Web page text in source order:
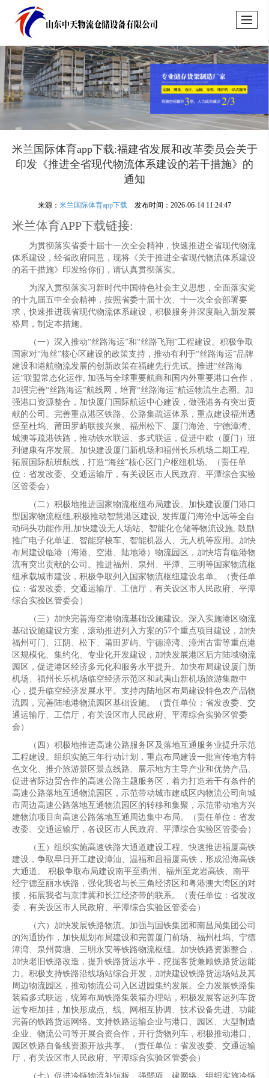
米兰国际体育app下载:福建省发展和改革委员会关于
印发《推进全省现代物流体系建设的若干措施》的
通知
来源：米兰国际体育app下载 发布时间：2026-06-14 11:24:47
米兰体育APP下载链接:
为贯彻落实省委十届十一次全会精神，快速推进全省现代物流
体系建设，经省政府同意，现将《关于推进全省现代物流体系建设
的若干措施》印发给你们，请认真贯彻落实。
为深入贯彻落实习新时代中国特色社会主义思想，全面落实党
的十九届五中全会精神，按照省委十届十次、十一次全会部署要
求，快速推进我省现代物流体系建设，积极服务并深度融入新发展
格局，制定本措施。
（一）深入推动“丝路海运”和“丝路飞翔”工程建设。积极争取
国家对“海丝”核心区建设的政策支持，推动有利于“丝路海运”品牌
建设和港航物流发展的创新政策在福建先行先试。推进“丝路海
运”联盟常态化运作, 加强与全球重要航商和国内外重要港口合作，
加强完善“丝路海运”航线网，培育“丝路海运”航运物流生态圈。加
强港口资源整合，加快厦门国际航运中心建设，做强港务有突出贡
献的公司。完善重点港区铁路、公路集疏运体系，重点建设福州透
堡至杜坞、莆田罗屿联接兴泉、福州松下、厦门海沧、宁德漳湾、
城澳等疏港铁路，推动铁水联运、多式联运，促进中欧（厦门）班
列健康有序发展。加快建设厦门新机场和福州长乐机场二期工程,
拓展国际航班航线，打造“海丝”核心区门户枢纽机场。（责任单
位：省发改委、交通运输厅，有关设区市人民政府、平潭综合实验
区管委会）
（二）积极地推进国家物流枢纽布局建设。加快建设厦门港口
型国家物流枢纽,积极推动智慧港区建设, 发挥厦门海沧中远等全自
动码头功能作用,加快建设无人场站、智能化仓储等物流设施, 鼓励
推广电子化单证、智能穿梭车、智能机器人、无人机等应用。加快
布局建设临港（海港、空港、陆地港）物流园区，加快培育临港物
流有突出贡献的公司。推进福州、泉州、平潭、三明等国家物流枢
纽承载城市建设，积极争取列入国家物流枢纽建设名单。（责任单
位：省发改委、交通运输厅、工信厅，有关设区市人民政府、平潭
综合实验区管委会）
（三）加快完善海空港物流基础设施建设。深入实施港区物流
基础设施建设方案，滚动推进列入方案的57个重点项目建设，加快
福州可门、江阴、松下、莆田罗屿、宁德漳湾、漳州古雷等重点港
区规模化、集约化、专业化开发建设，加快发展港区后方陆域物流
园区，促进港区经济多元化和服务水平提升。加快布局建设厦门新
机场、福州长乐机场临空经济示范区和武夷山新机场旅游集散中
心，提升临空经济发展水平。支持内陆地区布局建设特色农产品物
流园，完善陆地港物流园区基础设施。（责任单位：省发改委、交
通运输厅、工信厅，有关设区市人民政府、平潭综合实验区管委
会）
（四）积极地推进高速公路服务区及落地互通服务业提升示范
工程建设。组织实施三年行动计划，重点布局建设一批宣传地方特
色文化、推介旅游景区景点线路、展示地方主导产业和优势产品、
促进省际边贸合作的高速公路主题服务区，着力打造若干有条件的
高速公路落地互通物流园区，示范带动城市建成区内物流公司向城
市周边高速公路落地互通物流园区的转移和集聚，示范带动地方兴
建物流项目向高速公路落地互通周边集中布局。（责任单位：省发
改委、交通运输厅，各设区市人民政府、平潭综合实验区管委会）
（五）组织实施高速铁路大通道建设工程。快速推进福厦高铁
建设，争取早日开工建设漳汕、温福和昌福厦高铁，形成沿海高铁
大通道。 积极争取布局建设南平至衢州、福州至龙岩高铁、南平
经宁德至丽水铁路，强化我省与长三角经济区和粤港澳大湾区的对
接，拓展我省与京津冀和长江经济带的联系。（责任单位：省发改
委，有关设区市人民政府、平潭综合实验区管委会）
（六）加快发展铁路物流。加强与国铁集团和南昌局集团公司
的沟通协作，加快规划布局建设和完善厦门前场、福州杜坞、宁德
漳湾、泉州黄塘、三明永安等铁路物流枢纽。加快铁路资源整合，
加快老旧铁路改造，提升铁路货运水平，挖掘客货兼顾铁路货运能
力。积极支持铁路沿线场站综合开发，加快建设铁路货运场站及其
周边物流园区，推动物流公司入区进园集约发展。全力发展铁路集
装箱多式联运，统筹布局铁路集装箱办理站，积极发展客运列车货
运专柜加挂，加快形成点、线、网相互协调、技术设备先进、功能
完善的铁路货运网络。支持铁路运输企业与港口、园区、大型制造
企业、物流公司等开展合资合作，开行货物列车，积极推动港口、
园区铁路自备线资源开放共享。（责任单位：省发改委、交通运输
厅，有关设区市人民政府、平潭综合实验区管委会）
（七）促进冷链物流补短板、强弱项、建网络。组织实施冷链